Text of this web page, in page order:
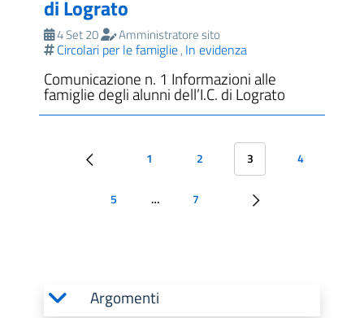
di Lograto
4 Set 20 Amministratore sito
Circolari per le famiglie, In evidenza
Comunicazione n. 1 Informazioni alle
famiglie degli alunni dell’I.C. di Lograto
1 2 3 4
5 … 7
Argomenti